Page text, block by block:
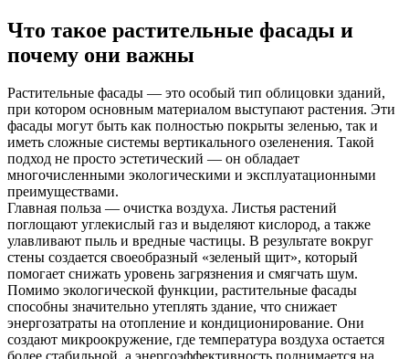
Что такое растительные фасады и
почему они важны
Растительные фасады — это особый тип облицовки зданий,
при котором основным материалом выступают растения. Эти
фасады могут быть как полностью покрыты зеленью, так и
иметь сложные системы вертикального озеленения. Такой
подход не просто эстетический — он обладает
многочисленными экологическими и эксплуатационными
преимуществами.
Главная польза — очистка воздуха. Листья растений
поглощают углекислый газ и выделяют кислород, а также
улавливают пыль и вредные частицы. В результате вокруг
стены создается своеобразный «зеленый щит», который
помогает снижать уровень загрязнения и смягчать шум.
Помимо экологической функции, растительные фасады
способны значительно утеплять здание, что снижает
энергозатраты на отопление и кондиционирование. Они
создают микроокружение, где температура воздуха остается